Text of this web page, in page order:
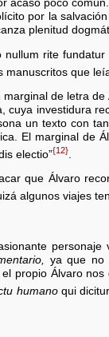
poco
por la
plenitud
rite
manuscritos que
de letra
cuya investidura
un texto con
El marginal de
electio”{12}
que Álvaro
algunos viajes
ya que no
propio Álvaro
humanoqui